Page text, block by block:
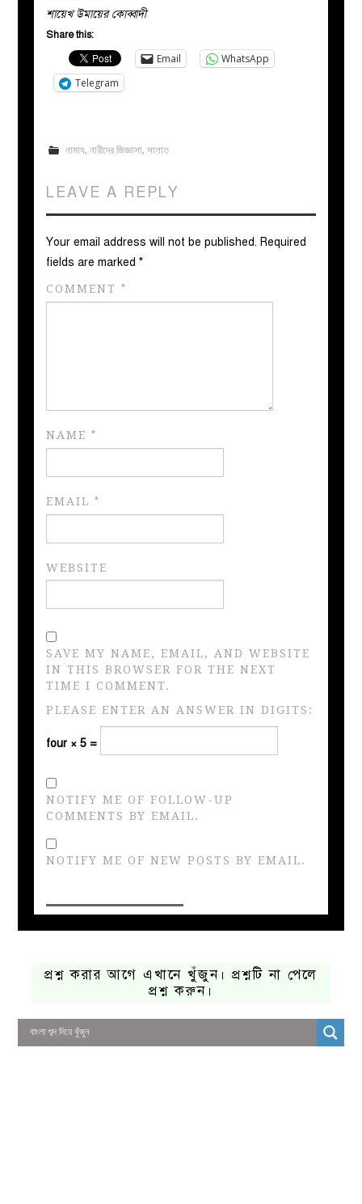
করুন
শায়েখ উমায়ের কোব্বাদী
Share this:
Email
WhatsApp
Telegram
নামায, নারীদের জিজ্ঞাসা, সালাত
LEAVE A REPLY
Your email address will not be published. Required
fields are marked*
COMMENT*
NAME*
EMAIL*
WEBSITE
SAVE MY NAME, EMAIL, AND WEBSITE
IN THIS BROWSER FOR THE NEXT
TIME I COMMENT.
PLEASE ENTER AN ANSWER IN DIGITS:
four × 5 =
NOTIFY ME OF FOLLOW-UP
COMMENTS BY EMAIL.
NOTIFY ME OF NEW POSTS BY EMAIL.
প্রশ্ন করার আগে এখানে খুঁজুন। প্রশ্নটি না পেলে
প্রশ্ন করুন।